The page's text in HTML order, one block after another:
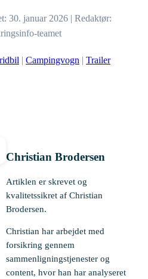
30. januar 2026 | Redaktør:
teamet
| Campingvogn | Trailer
Christian Brodersen
Artiklen er skrevet og
kvalitetssikret af Christian
Brodersen.
Christian har arbejdet med
forsikring gennem
sammenligningstjenester og
content, hvor han har analyseret